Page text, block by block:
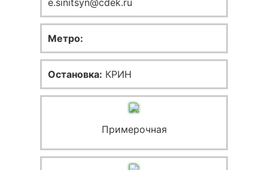
e.sinitsyn@cdek.ru
Метро:
Остановка: КРИН
Примерочная